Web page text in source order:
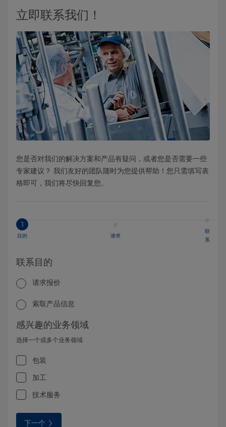
立即联系我们！
您是否对我们的解决方案和产品有疑问，或者您是否需要一些
专家建议？ 我们友好的团队随时为您提供帮助！您只需填写表
格即可，我们将尽快回复您。
1
目的 请求
联
系
联系目的
请求报价
索取产品信息
感兴趣的业务领域
选择一个或多个业务领域
包装
加工
技术服务
下一个